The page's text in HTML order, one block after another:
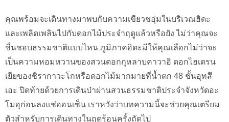
คุณพร้อมจะเดินทางมาพบกับความเขียวชอุ่มในบริเวณฮิดะ
และเพลิดเพลินไปกับดอกไม้ประจำฤดูแล้วหรือยัง ไม่ว่าคุณจะ
ชื่นชอบธรรมชาติแบบไหน ภูมิภาคฮิดะมีให้คุณเลือกไม่ว่าจะ
เป็นความหอมหวานของสวนดอกกุหลาบคาวาอิ ดอกไฮเดรน
เยียของชิรากาวะโกหรือดอกไม้มากมายที่น้ำตก 48 ชั้นอุทสึ
เอะ ปิดท้ายด้วยการเดินป่าผ่านสวนธรรมชาติประจำจังหวัดอะ
โมอุก่อนลงแช่ออนเซ็น เราหวังว่าบทความนี้จะช่วยคุณเตรียม
ตัวสำหรับการเดินทางในฤดูร้อนครั้งถัดไป